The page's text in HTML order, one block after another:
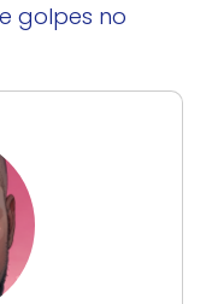
golpes no